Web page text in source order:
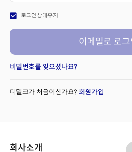
check_box 로그인상태유지
이메일로 로그
비밀번호를 잊으셨나요?
더밀크가 처음이신가요? 회원가입
회사소개